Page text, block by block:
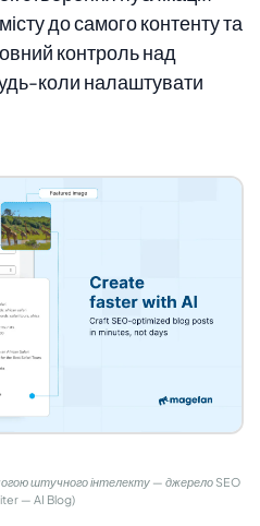
до самого контенту та
контроль над
коли налаштувати
штучного інтелекту — джерело SEO
— AI Blog)